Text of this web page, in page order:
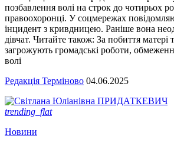
позбавлення волі на строк до чотирьох
правоохоронці. У соцмережах
інцидент з кривдницею. Раніше вона
дівчат. Читайте також: За побиття
загрожують громадські роботи,
волі
Редакція Терміново 04.06.2025
trending_flat
Новини